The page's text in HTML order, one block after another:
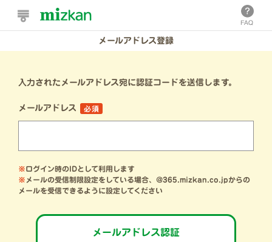
メールアドレス登録
入力されたメールアドレス宛に認証コードを送信します。
メールアドレス 必須
※ログイン時のIDとして利用します
※ メールの受信制限設定をしている場合、@365.mizkan.co.jpからの
メールを受信できるように設定してください
メールアドレス認証